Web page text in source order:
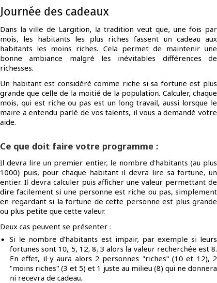
Journée des cadeaux
Dans la ville de Largition, la tradition veut que, une fois par
mois, les habitants les plus riches fassent un cadeau aux
habitants les moins riches. Cela permet de maintenir une
bonne ambiance malgré les inévitables différences de
richesses.
Un habitant est considéré comme riche si sa fortune est plus
grande que celle de la moitié de la population. Calculer, chaque
mois, qui est riche ou pas est un long travail, aussi lorsque le
maire a entendu parlé de vos talents, il vous a demandé votre
aide.
Ce que doit faire votre programme :
Il devra lire un premier entier, le nombre d'habitants (au plus
1000) puis, pour chaque habitant il devra lire sa fortune, un
entier. Il devra calculer puis afficher une valeur permettant de
dire facilement si une personne est riche ou pas, simplement
en regardant si la fortune de cette personne est plus grande
ou plus petite que cette valeur.
Deux cas peuvent se présenter :
Si le nombre d'habitants est impair, par exemple si leurs
fortunes sont 10, 5, 12, 8, 3 alors la valeur recherchée est 8.
En effet, il y aura alors 2 personnes "riches" (10 et 12), 2
"moins riches" (3 et 5) et 1 juste au milieu (8) qui ne donnera
ni recevra de cadeau.